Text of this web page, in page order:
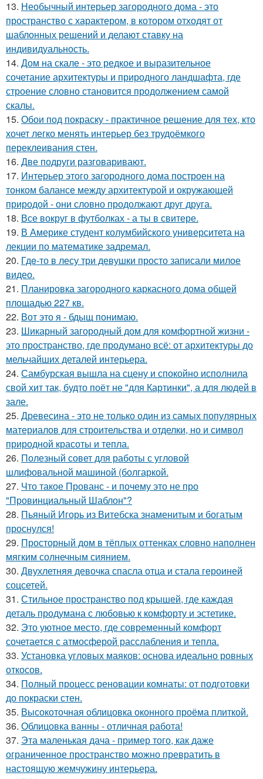
13. Необычный интерьер загородного дома - это
пространство с характером, в котором отходят от
шаблонных решений и делают ставку на
индивидуальность.
14. Дом на скале - это редкое и выразительное
сочетание архитектуры и природного ландшафта, где
строение словно становится продолжением самой
скалы.
15. Обои под покраску - практичное решение для тех, кто
хочет легко менять интерьер без трудоёмкого
переклеивания стен.
16. Две подруги разговаривают.
17. Интерьер этого загородного дома построен на
тонком балансе между архитектурой и окружающей
природой - они словно продолжают друг друга.
18. Все вокруг в футболках - а ты в свитере.
19. В Америке студент колумбийского университета на
лекции по математике задремал.
20. Гдe-то в лесу три девушки просто записали милое
видео.
21. Планировка загородного каркасного дома общей
площадью 227 кв.
22. Вот это я - бдыщ понимаю.
23. Шикарный загородный дом для комфортной жизни -
это пространство, где продумано всё: от архитектуры до
мельчайших деталей интерьера.
24. Самбурская вышла на сцену и спокойно исполнила
свой хит так, будто поёт не "для Картинки", а для людей в
зале.
25. Древесина - это не только один из самых популярных
материалов для строительства и отделки, но и символ
природной красоты и тепла.
26. Полезный совет для работы с угловой
шлифовальной машиной (болгаркой.
27. Что такое Прованс - и почему это не про
"Провинциальный Шаблон"?
28. Пьяный Игорь из Витебска знаменитым и богатым
проснулся!
29. Просторный дом в тёплых оттенках словно наполнен
мягким солнечным сиянием.
30. Двухлетняя девочка спасла отца и стала героиней
соцсетей.
31. Стильное пространство под крышей, где каждая
деталь продумана с любовью к комфорту и эстетике.
32. Это уютное место, где современный комфорт
сочетается с атмосферой расслабления и тепла.
33. Установка угловых маяков: основа идеально ровных
откосов.
34. Полный процесс реновации комнаты: от подготовки
до покраски стен.
35. Высокоточная облицовка оконного проёма плиткой.
36. Облицовка ванны - отличная работа!
37. Эта маленькая дача - пример того, как даже
ограниченное пространство можно превратить в
настоящую жемчужину интерьера.